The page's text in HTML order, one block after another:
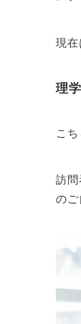
現在
理
こ
訪
の